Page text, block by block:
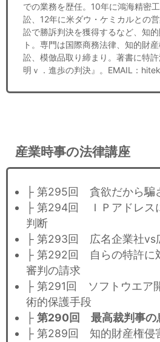
での業務を歴任。10年に鴻海精密
訟、12年に米ダウ・ケミカルとの
訟で勝訴判決を獲得するなど、知
ト。専門は国際商務法律、知的財
訟、模倣品取り締まり。著書に特
明ｖ．進歩の判決』。EMAIL：
産業時事の法律講座
├ 第295回 貪欲だから騙
├ 第294回 ＩＰアドレス
判断
├ 第293回 広名企業社vs
├ 第292回 自らの特許に
審判の請求
├ 第291回 ソフトウエア
術的保護手段
├ 第290回 最高裁判事の
├ 第289回 知的財産権侵